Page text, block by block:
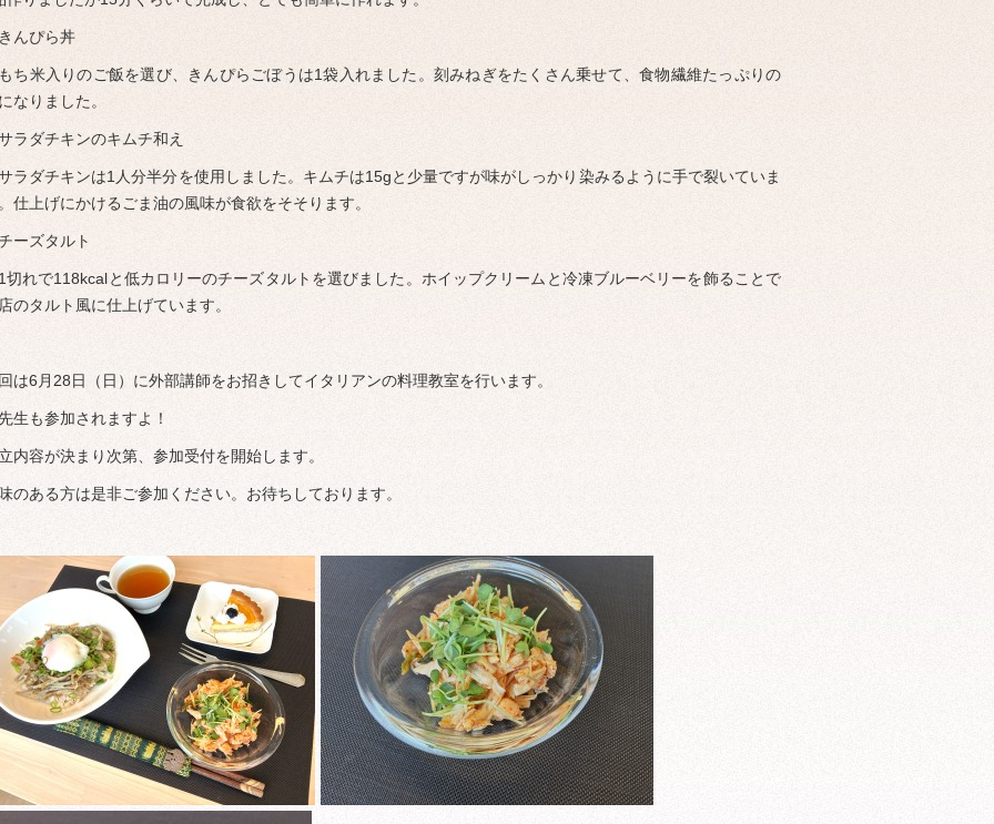
んぴら丼
ち米入りのご飯を選び、きんぴらごぼうは1袋入れました。刻みねぎをたくさん乗せて、食物繊維たっぷりの
なりました。
ラダチキンのキムチ和え
ラダチキンは1人分半分を使用しました。キムチは15gと少量ですが味がしっかり染みるように手で裂いていま
仕上げにかけるごま油の風味が食欲をそそります。
ーズタルト
れで118kcalと低カロリーのチーズタルトを選びました。ホイップクリームと冷凍ブルーベリーを飾ることで
のタルト風に仕上げています。
は6月28日（日）に外部講師をお招きしてイタリアンの料理教室を行います。
生も参加されますよ！
内容が決まり次第、参加受付を開始します。
のある方は是非ご参加ください。お待ちしております。